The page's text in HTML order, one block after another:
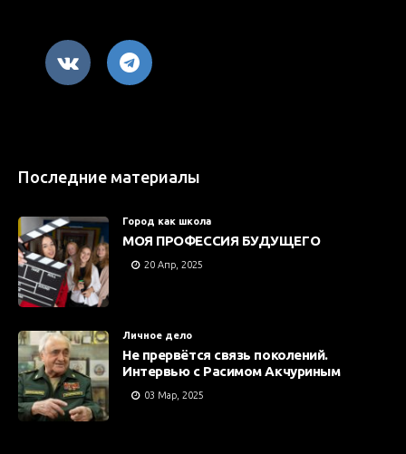
Последние материалы
Город как школа
МОЯ ПРОФЕССИЯ БУДУЩЕГО
20 Апр, 2025
Личное дело
Не прервётся связь поколений.
Интервью с Расимом Акчуриным
03 Мар, 2025